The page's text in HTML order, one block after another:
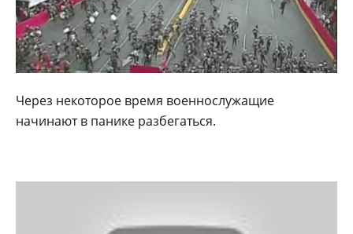
Через некоторое время военнослужащие
начинают в панике разбегаться.